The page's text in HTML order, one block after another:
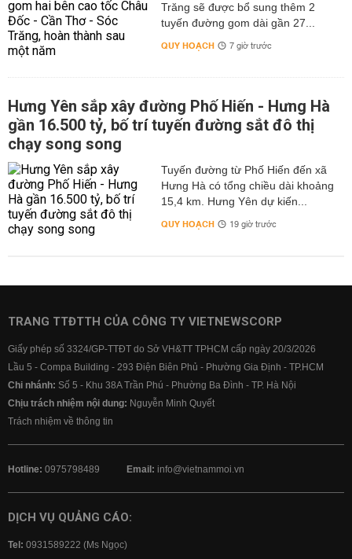
Trăng sẽ được bổ sung thêm 2
tuyến đường gom dài gần 27...
QUY HOẠCH 7 giờ trước
Hưng Yên sắp xây đường Phố Hiến - Hưng Hà
gần 16.500 tỷ, bố trí tuyến đường sắt đô thị
chạy song song
Tuyến đường từ Phố Hiến đến xã
Hưng Hà có tổng chiều dài khoảng
15,4 km. Hưng Yên dự kiến...
QUY HOẠCH 19 giờ trước
TRANG TTĐTTH CỦA CÔNG TY VIETNEWSCORP
Giấy phép số 3324/GP-TTĐT do Sở VH&TT TPHCM cấp ngày 20/3/2026
Lầu 5 - Compa Building - 293 Điện Biên Phủ - Phường Gia Định - TP.HCM
Chi nhánh: Số 5 - Khu 38A Trần Phú - Phường Ba Đình - TP. Hà Nội
Chịu trách nhiệm nội dung: Nguyễn Minh Quyết
Trách nhiệm về thông tin
Hotline: 0975798489 Email: info@vietnammoi.vn
DỊCH VỤ QUẢNG CÁO:
Tel: 0931589222 (Ms Ngọc)